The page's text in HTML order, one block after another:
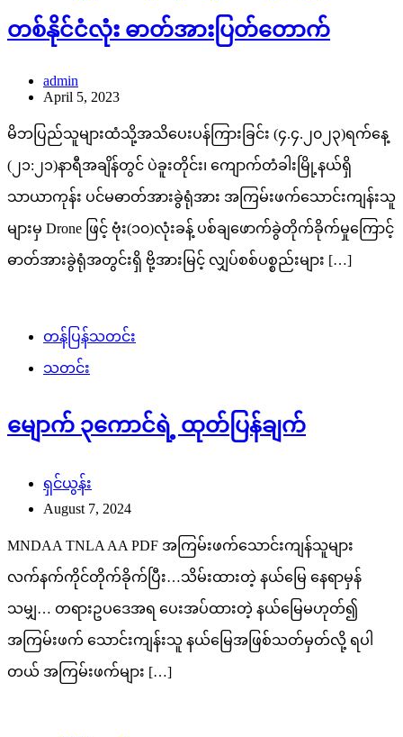
တစ်နိုင်ငံလုံး ဓာတ်အားပြတ်တောက်
admin
April 5, 2023
မိဘပြည်သူများထံသို့အသိပေးပန်ကြားခြင်း (၄.၄.၂၀၂၃)ရက်နေ့
(၂၁:၂၁)နာရီအချိန်တွင် ပဲခူးတိုင်း၊ ကျောက်တံခါးမြို့နယ်ရှိ
သာယာကုန်း ပင်မဓာတ်အားခွဲရုံအား အကြမ်းဖက်သောင်းကျန်းသူ
များမှ Drone ဖြင့် ဗုံး(၁၀)လုံးခန့် ပစ်ချဖောက်ခွဲတိုက်ခိုက်မှုကြောင့်
ဓာတ်အားခွဲရုံအတွင်းရှိ ဗို့အားမြင့် လျှပ်စစ်ပစ္စည်းများ […]
တန်ပြန်သတင်း
သတင်း
မျောက် ၃ကောင်ရဲ့ ထုတ်ပြန်ချက်
ရှင်ယွန်း
August 7, 2024
MNDAA TNLA AA PDF အကြမ်းဖက်သောင်းကျန်သူများ
လက်နက်ကိုင်တိုက်ခိုက်ပြီး…သိမ်းထားတဲ့ နယ်မြေ နေရာမှန်
သမျှ… တရားဥပဒေအရ ပေးအပ်ထားတဲ့ နယ်မြေမဟုတ်၍
အကြမ်းဖက် သောင်းကျန်းသူ နယ်မြေအဖြစ်သတ်မှတ်လို့ ရပါ
တယ် အကြမ်းဖက်များ […]